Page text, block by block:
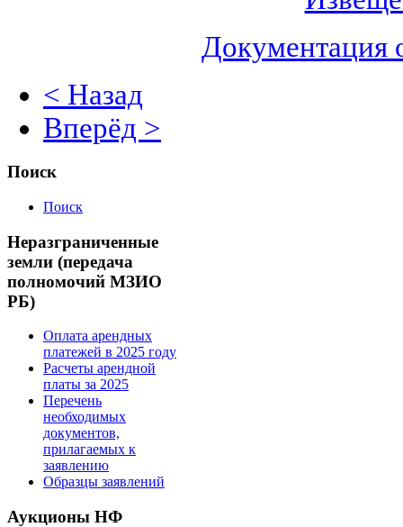
Документация
< Назад
Вперёд >
Поиск
Поиск
Неразграниченные
земли (передача
полномочий МЗИО
РБ)
Оплата арендных
платежей в 2025 году
Расчеты арендной
платы за 2025
Перечень
необходимых
документов,
прилагаемых к
заявлению
Образцы заявлений
Аукционы НФ